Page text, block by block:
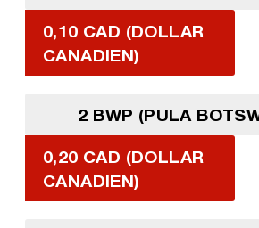
0,10 CAD (DOLLAR
CANADIEN)
2 BWP (PULA
0,20 CAD (DOLLAR
CANADIEN)